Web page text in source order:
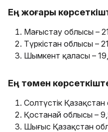
Ең жоғары
Маңғыстау облысы –
Түркістан облысы –
Шымкент қаласы –
Ең төмен
Солтүстік
Қостанай облысы –
Шығыс Қазақстан